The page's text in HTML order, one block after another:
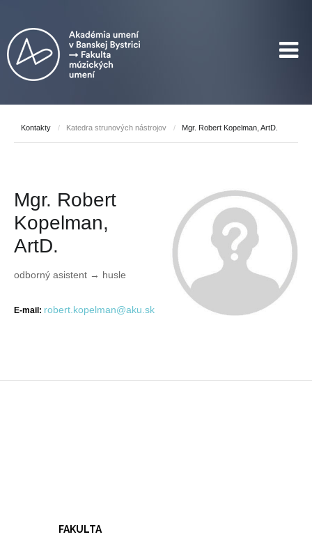
Kontakty / Katedra strunových nástrojov / Mgr. Robert Kopelman, ArtD.
Mgr. Robert
Kopelman,
ArtD.
odborný asistent → husle
E-mail: robert.kopelman@aku.sk
FAKULTA